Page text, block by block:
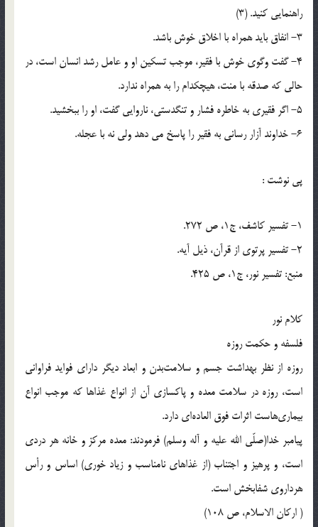
راهنمایی کنید. (3)
3- انفاق باید همراه با اخلاق خوش باشد.
4- گفت وگوی خوش با فقیر، موجب تسکین او و عامل رشد انسان است، در
حالی که صدقه با منت، هیچکدام را به همراه ندارد.
5- اگر فقیری به خاطره فشار و تنگدستی، ناروایی گفت، او را ببخشید.
6- خداوند آزار رسانی به فقیر را پاسخ می دهد ولی نه با عجله.
پي نوشت :
1- تفسیر کاشف، ج1، ص 272.
2- تفسیر پرتوی از قرآن، ذیل آیه.
منبع: تفسیر نور، ج1، ص 425.
کلام نور
فلسفه و حكمت روزه
روزه از نظر بهداشت جسم و سلامت‌بدن و ابعاد ديگر داراى فوايد فراوانى
است، روزه در سلامت معده و پاكسازى آن از انواع غذاها كه موجب انواع
بيمارى‌هاست اثرات فوق العاده‌اى دارد.
پيامبر خدا(صلّی الله علیه و آله وسلم) فرمودند: معده مركز و خانه هر دردى
است، و پرهيز و اجتناب (از غذاهاى نامناسب و زياد خورى) اساس و رأس
هرداروى شفابخش است.
( اركان الاسلام، ص 108)